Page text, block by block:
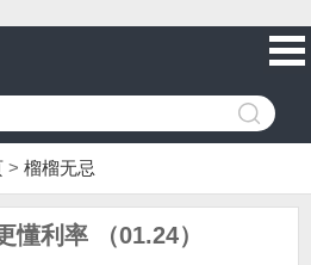
> 榴榴无忌
懂利率 （01.24）